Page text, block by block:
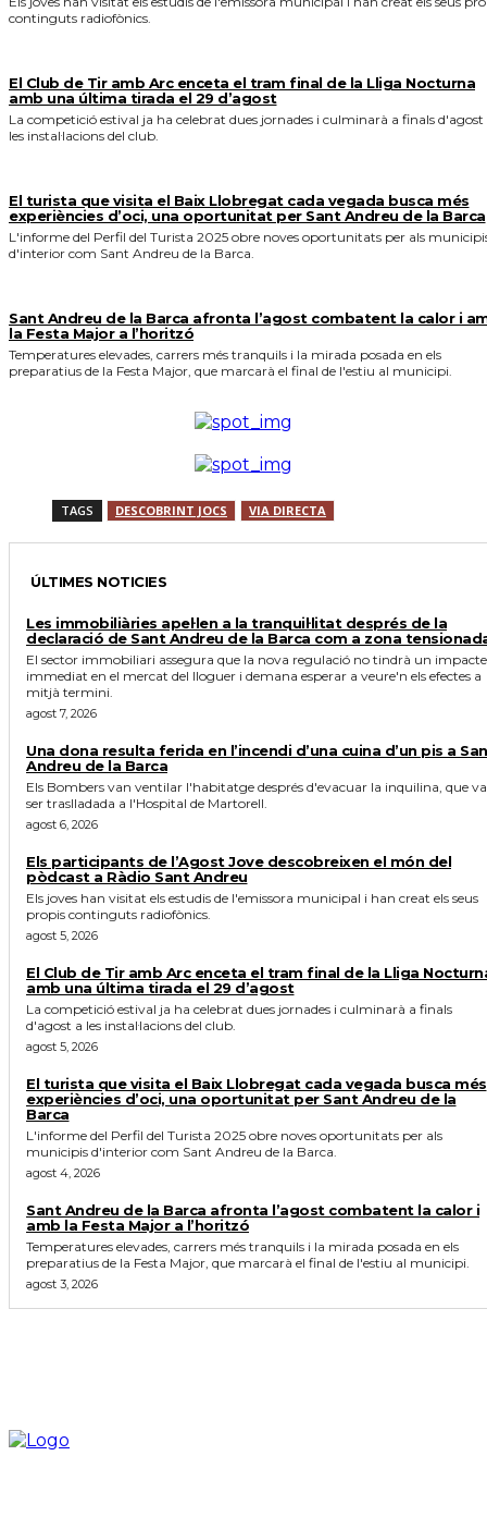
continguts radiofònics.
El Club de Tir amb Arc enceta el tram final de la Lliga Nocturna
amb una última tirada el 29 d’agost
La competició estival ja ha celebrat dues jornades i culminarà a finals d'agost
les instal·lacions del club.
El turista que visita el Baix Llobregat cada vegada busca més
experiències d’oci, una oportunitat per Sant Andreu de la Barca
L'informe del Perfil del Turista 2025 obre noves oportunitats per als
d'interior com Sant Andreu de la Barca.
Sant Andreu de la Barca afronta l’agost combatent la calor i
la Festa Major a l’horitzó
Temperatures elevades, carrers més tranquils i la mirada posada en els
preparatius de la Festa Major, que marcarà el final de l'estiu al municipi.
TAGS DESCOBRINT JOCS VIA DIRECTA
ÚLTIMES NOTICIES
Les immobiliàries apel·len a la tranquil·litat després de la
declaració de Sant Andreu de la Barca com a zona
El sector immobiliari assegura que la nova regulació no tindrà un impacte
immediat en el mercat del lloguer i demana esperar a veure'n els efectes a
mitjà termini.
agost 7, 2026
Una dona resulta ferida en l’incendi d’una cuina d’un pis a
Andreu de la Barca
Els Bombers van ventilar l'habitatge després d'evacuar la inquilina, que va
ser traslladada a l'Hospital de Martorell.
agost 6, 2026
Els participants de l’Agost Jove descobreixen el món del
pòdcast a Ràdio Sant Andreu
Els joves han visitat els estudis de l'emissora municipal i han creat els seus
propis continguts radiofònics.
agost 5, 2026
El Club de Tir amb Arc enceta el tram final de la Lliga
amb una última tirada el 29 d’agost
La competició estival ja ha celebrat dues jornades i culminarà a finals
d'agost a les instal·lacions del club.
agost 5, 2026
El turista que visita el Baix Llobregat cada vegada busca més
experiències d’oci, una oportunitat per Sant Andreu de la
Barca
L'informe del Perfil del Turista 2025 obre noves oportunitats per als
municipis d'interior com Sant Andreu de la Barca.
agost 4, 2026
Sant Andreu de la Barca afronta l’agost combatent la calor i
amb la Festa Major a l’horitzó
Temperatures elevades, carrers més tranquils i la mirada posada en els
preparatius de la Festa Major, que marcarà el final de l'estiu al municipi.
agost 3, 2026